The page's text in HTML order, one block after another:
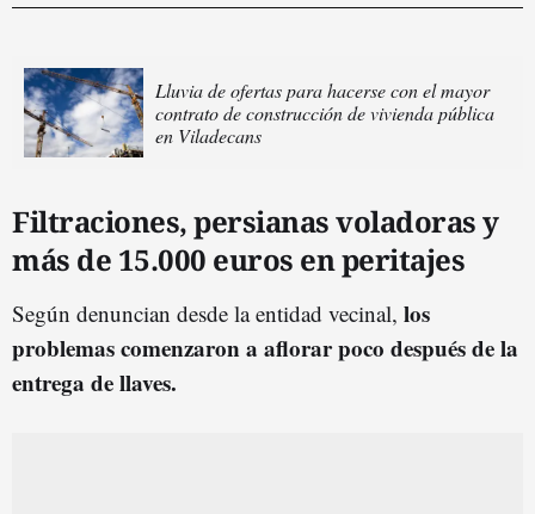
Lluvia de ofertas para hacerse con el mayor
contrato de construcción de vivienda pública
en Viladecans
Filtraciones, persianas voladoras y
más de 15.000 euros en peritajes
Según denuncian desde la entidad vecinal, los
problemas comenzaron a aflorar poco después de la
entrega de llaves.